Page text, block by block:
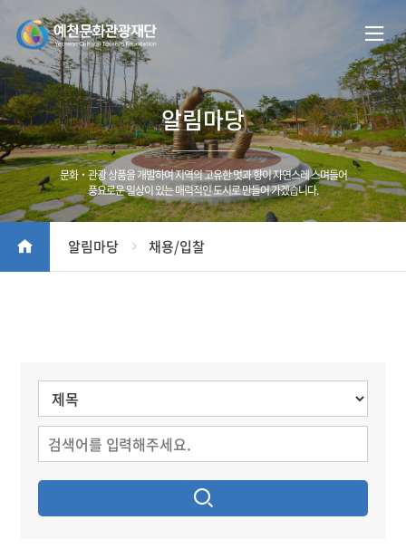
알림마당
문화‧관광 상품을 개발하여 지역의 고유한 멋과 향이 자연스레 스며들어
풍요로운 일상이 있는 매력적인 도시로 만들어 가겠습니다.
알림마당 채용/입찰